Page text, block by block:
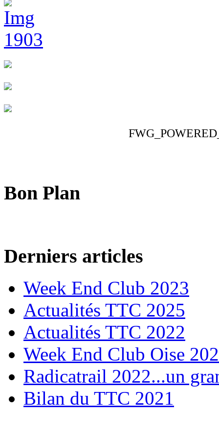
Bon Plan
Derniers articles
Week End Club 2023
Actualités TTC 2025
Actualités TTC 2022
Week End Club Oise
Radicatrail 2022...un
Bilan du TTC 2021